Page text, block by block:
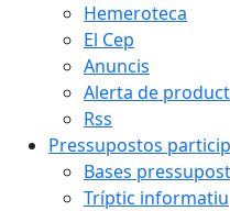
Hemeroteca
El Cep
Anuncis
Alerta de
Rss
Pressupostos
Bases
Tríptic informatiu